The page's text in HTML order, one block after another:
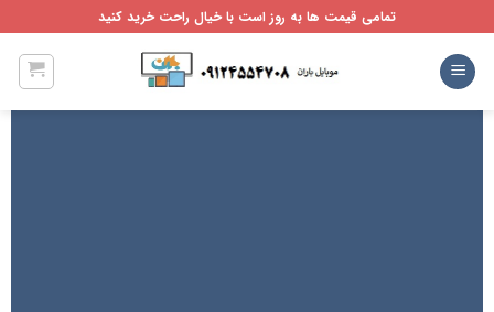
to
content
تمامی قیمت ها به روز است با خیال راحت خرید کنید